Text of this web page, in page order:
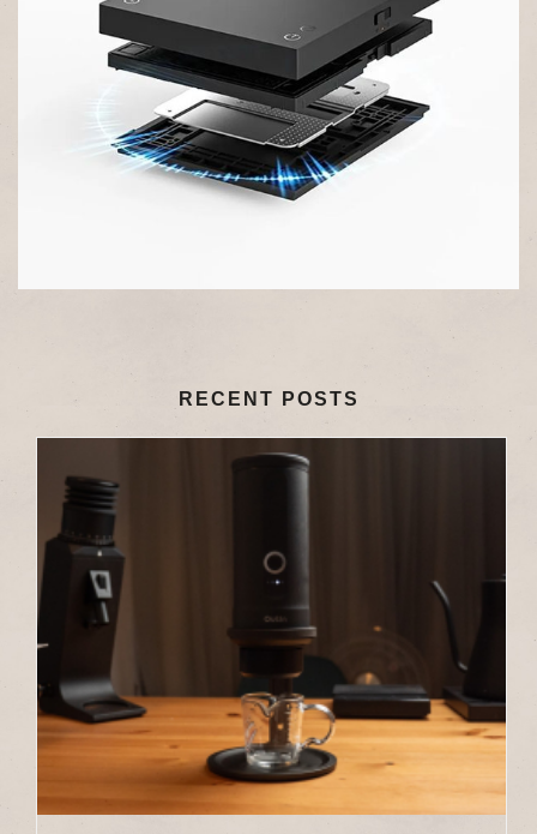
RECENT POSTS